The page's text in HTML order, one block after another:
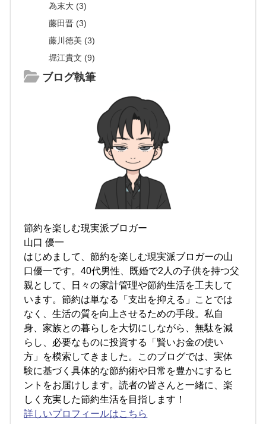
為末大 (3)
藤田晋 (3)
藤川徳美 (3)
堀江貴文 (9)
ブログ執筆
節約を楽しむ現実派ブロガー
山口 優一
はじめまして、節約を楽しむ現実派ブロガーの山
口優一です。40代男性、既婚で2人の子供を持つ父
親として、日々の家計管理や節約生活を工夫して
います。節約は単なる「支出を抑える」ことでは
なく、生活の質を向上させるための手段。私自
身、家族との暮らしを大切にしながら、無駄を減
らし、必要なものに投資する「賢いお金の使い
方」を模索してきました。このブログでは、実体
験に基づく具体的な節約術や日常を豊かにするヒ
ントをお届けします。読者の皆さんと一緒に、楽
しく充実した節約生活を目指します！
詳しいプロフィールはこちら